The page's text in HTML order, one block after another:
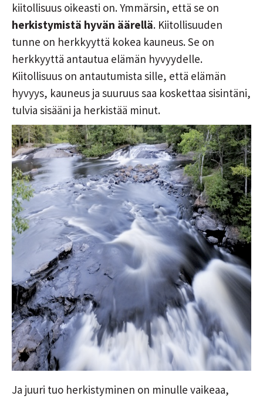
kiitollisuus oikeasti on. Ymmärsin, että se on
herkistymistä hyvän äärellä. Kiitollisuuden
tunne on herkkyyttä kokea kauneus. Se on
herkkyyttä antautua elämän hyvyydelle.
Kiitollisuus on antautumista sille, että elämän
hyvyys, kauneus ja suuruus saa koskettaa sisintäni,
tulvia sisääni ja herkistää minut.
Ja juuri tuo herkistyminen on minulle vaikeaa,